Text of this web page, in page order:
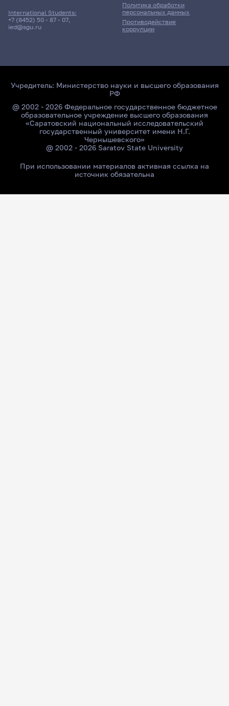
International Students:
+7 (8452) 50 - 87 - 07,
ied@sgu.ru
Политика обработки
персональных данных
Противодействие
коррупции
Учредитель: Министерство науки и высшего образования
РФ
@ 2002 - 2026 Федеральное государственное бюджетное
образовательное учреждение высшего образования
«Саратовский национальный исследовательский
государственный университет имени Н.Г.
Чернышевского»
@ 2002 - 2026 Saratov State University
При использовании материалов активная ссылка на
источник обязательна